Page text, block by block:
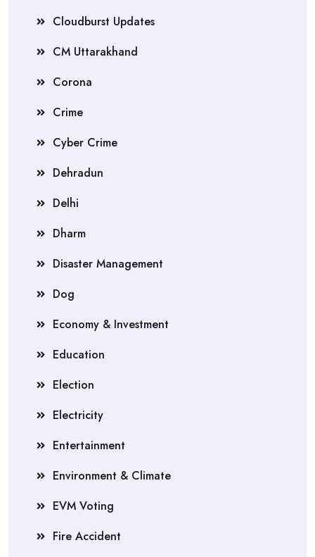
Cloudburst Updates
CM Uttarakhand
Corona
Crime
Cyber Crime
Dehradun
Delhi
Dharm
Disaster Management
Dog
Economy & Investment
Education
Election
Electricity
Entertainment
Environment & Climate
EVM Voting
Fire Accident